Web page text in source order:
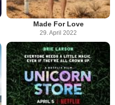
Made For Love
29. April 2022